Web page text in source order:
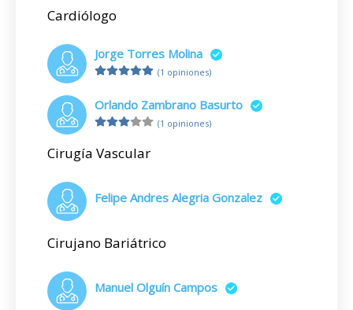
Cardiólogo
Jorge Torres Molina
(1 opiniones)
Orlando Zambrano Basurto
(1 opiniones)
Cirugía Vascular
Felipe Andres Alegria Gonzalez
Cirujano Bariátrico
Manuel Olguín Campos